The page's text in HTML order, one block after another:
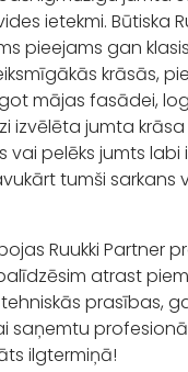
ietekmi. Būtiska
pieejams gan
krāsās,
mājas fasādei,
izvēlēta jumta
vai pelēks jumts
tumši sarkans
Ruukki Partner
atrast
prasības,
saņemtu
ilgtermiņā!